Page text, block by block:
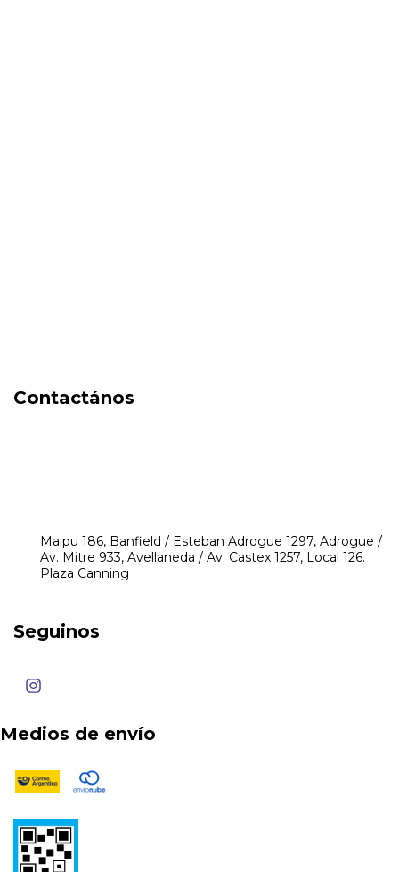
Contactános
Maipu 186, Banfield / Esteban Adrogue 1297, Adrogue /
Av. Mitre 933, Avellaneda / Av. Castex 1257, Local 126.
Plaza Canning
Seguinos
Medios de envío